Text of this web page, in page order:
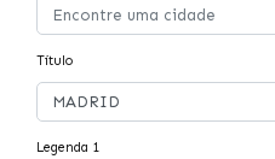
Título
Legenda 1